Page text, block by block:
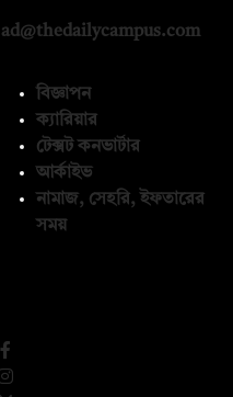
ad@thedailycampus.com
বিজ্ঞাপন
ক্যারিয়ার
টেক্সট কনভার্টার
আর্কাইভ
নামাজ, সেহরি, ইফতারের
সময়